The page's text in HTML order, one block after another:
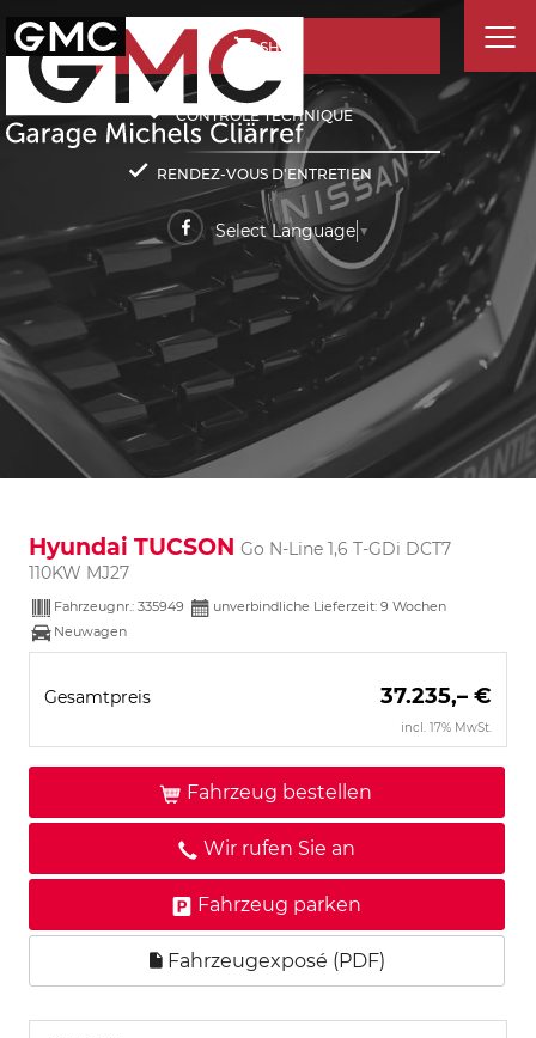
SHOP
CONTRÔLE TECHNIQUE
RENDEZ-VOUS D'ENTRETIEN
Select Language ▼
Hyundai TUCSON Go N-Line 1,6 T-GDi DCT7
110KW MJ27
Fahrzeugnr.: 335949 unverbindliche Lieferzeit: 9 Wochen
Neuwagen
Gesamtpreis 37.235,– €
incl. 17% MwSt.
Fahrzeug bestellen
Wir rufen Sie an
Fahrzeug parken
Fahrzeugexposé (PDF)